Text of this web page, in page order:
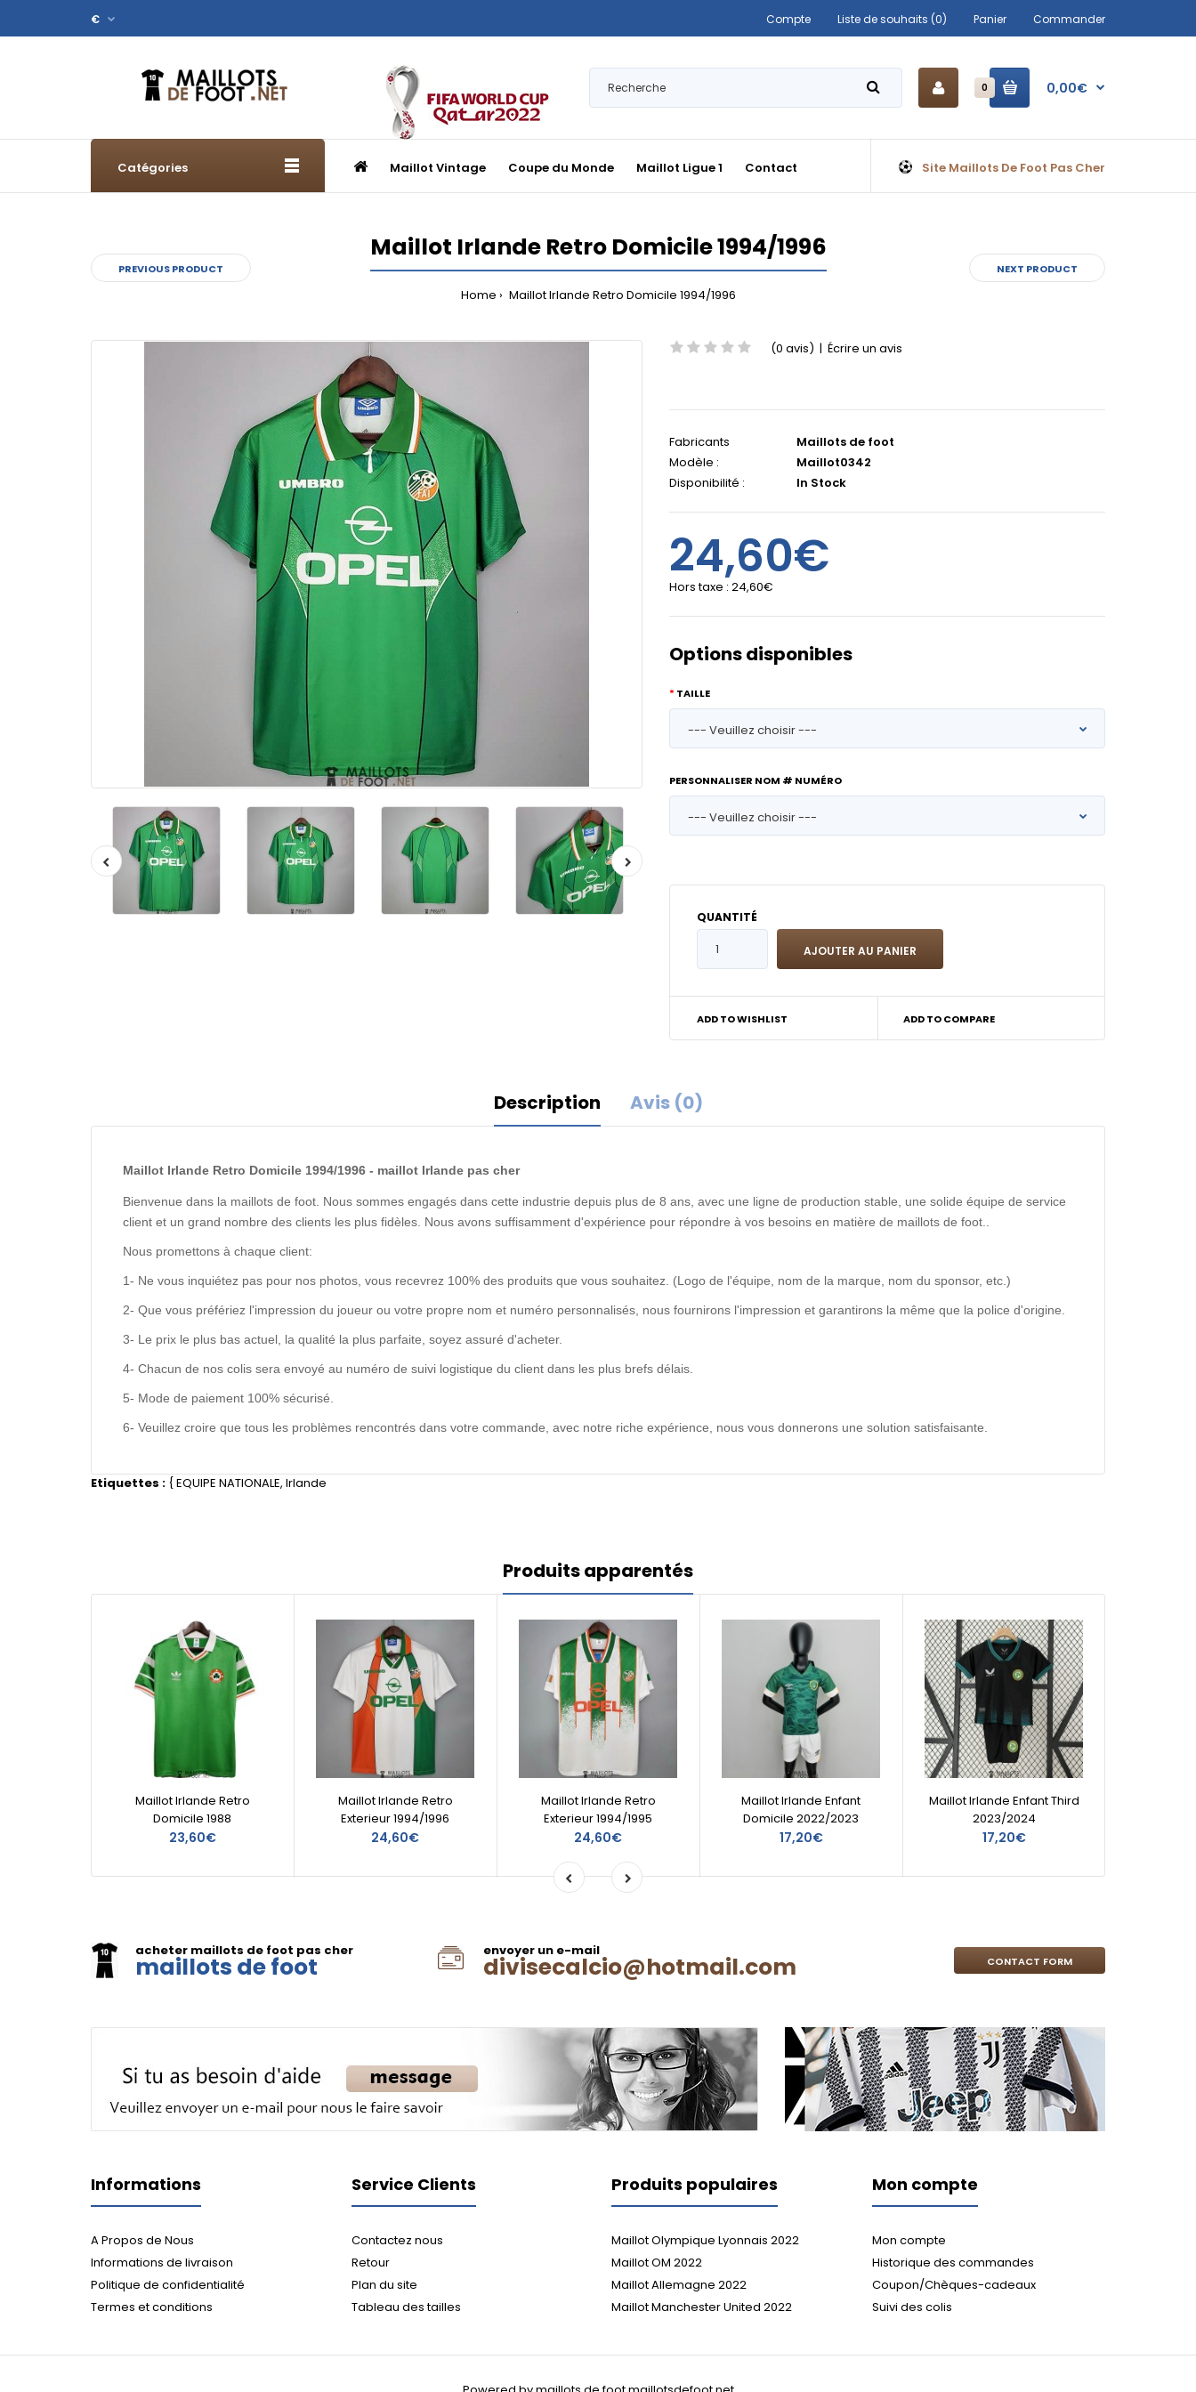
Compte Liste de souhaits (0) Panier Commander
€
0 0,00€
Catégories Maillot Vintage Coupe du Monde Maillot Ligue 1 Contact Site Maillots De Foot Pas Cher
PREVIOUS PRODUCT
Maillot Irlande Retro Domicile 1994/1996
Home Maillot Irlande Retro Domicile 1994/1996
NEXT PRODUCT
(0 avis) | Écrire un avis
Fabricants
Maillots de foot
Modèle :
Maillot0342
Disponibilité :
In Stock
24,60€
Hors taxe : 24,60€
Options disponibles
TAILLE
PERSONNALISER NOM # NUMÉRO
QUANTITÉ
ADD TO WISHLIST ADD TO COMPARE
Description Avis (0)
Maillot Irlande Retro Domicile 1994/1996 - maillot Irlande pas cher
Bienvenue dans la maillots de foot. Nous sommes engagés dans cette industrie depuis plus de 8 ans, avec une ligne de production stable, une solide équipe de service
client et un grand nombre des clients les plus fidèles. Nous avons suffisamment d'expérience pour répondre à vos besoins en matière de maillots de foot..
Nous promettons à chaque client:
1- Ne vous inquiétez pas pour nos photos, vous recevrez 100% des produits que vous souhaitez. (Logo de l'équipe, nom de la marque, nom du sponsor, etc.)
2- Que vous préfériez l'impression du joueur ou votre propre nom et numéro personnalisés, nous fournirons l'impression et garantirons la même que la police d'origine.
3- Le prix le plus bas actuel, la qualité la plus parfaite, soyez assuré d'acheter.
4- Chacun de nos colis sera envoyé au numéro de suivi logistique du client dans les plus brefs délais.
5- Mode de paiement 100% sécurisé.
6- Veuillez croire que tous les problèmes rencontrés dans votre commande, avec notre riche expérience, nous vous donnerons une solution satisfaisante.
Etiquettes : {EQUIPE NATIONALE, Irlande
Produits apparentés
Maillot Irlande Retro
Domicile 1988
23,60€
Maillot Irlande Retro
Exterieur 1994/1996
24,60€
Maillot Irlande Retro
Exterieur 1994/1995
24,60€
Maillot Irlande Enfant
Domicile 2022/2023
17,20€
Maillot Irlande Enfant Third
2023/2024
17,20€
acheter maillots de foot pas cher
maillots de foot
envoyer un e-mail
divisecalcio@hotmail.com CONTACT FORM
Informations
A Propos de Nous
Informations de livraison
Politique de confidentialité
Termes et conditions
Service Clients
Contactez nous
Retour
Plan du site
Tableau des tailles
Produits populaires
Maillot Olympique Lyonnais 2022
Maillot OM 2022
Maillot Allemagne 2022
Maillot Manchester United 2022
Mon compte
Mon compte
Historique des commandes
Coupon/Chèques-cadeaux
Suivi des colis